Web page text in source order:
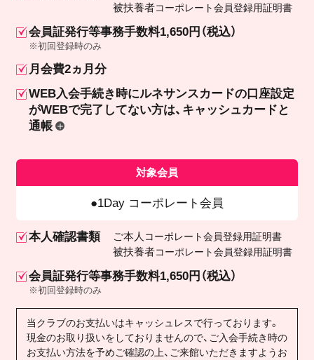
被扶養者コーポレート会員登録用証明書
会員証発行等事務手数料1,650円（税込）
※初回登録時のみ
月会費2ヵ月分
WEB入会手続き時にルネサンスカードの口座設定
がWEBで完了してない方は、キャッシュカードと
通帳
対象会員
1Day コーポレート会員
本人確認書類 ご本人 コーポレート会員登録用証明書
被扶養者コーポレート会員登録用証明書
会員証発行等事務手数料1,650円（税込）
※初回登録時のみ
当クラブのお支払いはキャッシュレスで行っております。
現金のお取り扱いをしておりませんので、ご入会手続き時の
お支払い方法を予めご確認の上、ご来館いただきますようお